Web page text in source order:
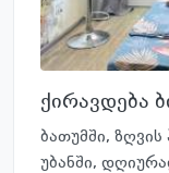
ქირავდება
ბათუმში,
უბანში,